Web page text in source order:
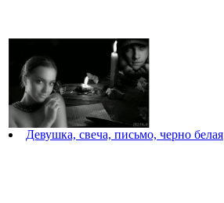
Девушка, свеча, письмо, черно белая